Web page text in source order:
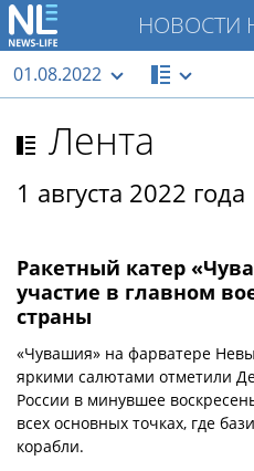
НОВОСТИ
01.08.2022
Лента
1 августа 2022 года
Ракетный катер
участие в главном
страны
«Чувашия» на фарватере
яркими салютами отметили
России в минувшее
всех основных точках, где
корабли.